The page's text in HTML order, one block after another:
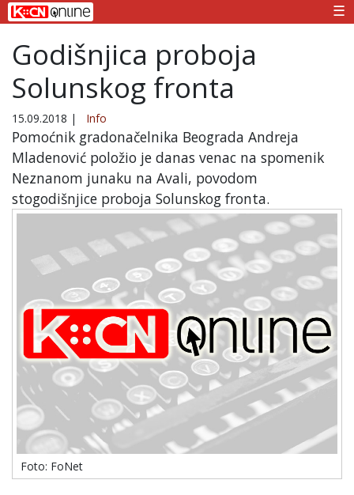
☰
Godišnjica proboja
Solunskog fronta
15.09.2018 | Info
Pomoćnik gradonačelnika Beograda Andreja
Mladenović položio je danas venac na spomenik
Neznanom junaku na Avali, povodom
stogodišnjice proboja Solunskog fronta.
Foto: FoNet